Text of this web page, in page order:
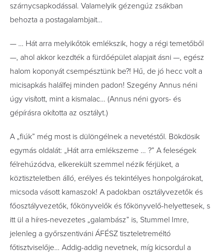
szárnycsapkodással. Valamelyik gézengúz zsákban
behozta a postagalambjait…
— … Hát arra melyikőtök emlékszik, hogy a régi temetőből
—, ahol akkor kezdték a fürdőépület alapjait ásni —, egész
halom koponyát csempésztünk be?! Hű, de jó hecc volt a
micisapkás halálfej minden padon! Szegény Annus néni
úgy visított, mint a kismalac… (Annus néni gyors- és
gépírásra okította az osztályt.)
A „fiúk” még most is dülöngélnek a nevetéstől. Bökdösik
egymás oldalát: „Hát arra emlékszeme … ?” A feleségek
félrehúzódva, elkerekült szemmel nézik férjüket, a
köztiszteletben álló, erélyes és tekintélyes honpolgárokat,
micsoda vásott kamaszok! A padokban osztályvezetők és
főosztályvezetők, főkönyvelők és főkönyvelő-helyettesek, s
itt ül a híres-nevezetes „galambász” is, Stummel Imre,
jelenleg a győrszentiváni ÁFÉSZ tiszteletreméltó
főtisztviselője… Addig-addig nevetnek, míg kicsordul a